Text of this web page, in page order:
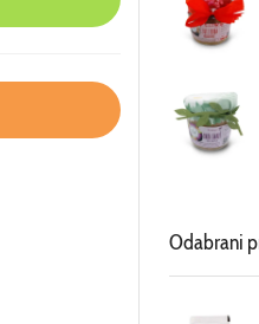
Odabrani